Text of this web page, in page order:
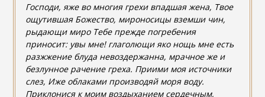
Господи, яже во многия грехи впадшая жена, Твое
ощутившая Божество, мироносицы вземши чин,
рыдающи миро Тебе прежде погребения
приносит: увы мне! глаголющи яко нощь мне есть
разжжение блуда невоздержанна, мрачное же и
безлунное рачение греха. Приими моя источники
слез, Иже облаками производяй моря воду.
Приклонися к моим воздыханием сердечным,